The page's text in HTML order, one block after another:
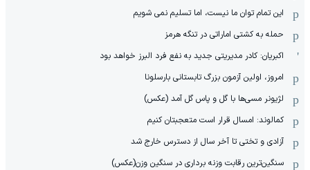
این تمام توان ما نیست، اما تسلیم نمی شویم
حمله به کشتی اماراتی در تنگه هرمز
اکبریان: کادر مدیریتی جدید به نفع فرد البرز خواهد بود
امروز، اولین آزمون بزرگ تابستانی بارسلونا
لژیونر مسی‌ها با گل و پاس گل آمد (عکس)
کمالوند: امسال قرار است متعجبتان کنیم
آزادی و تختی تا آخر سال از دسترس خارج شد
سنگین‌ترین رقابت وزنه برداری در سنگین وزن(عکس)